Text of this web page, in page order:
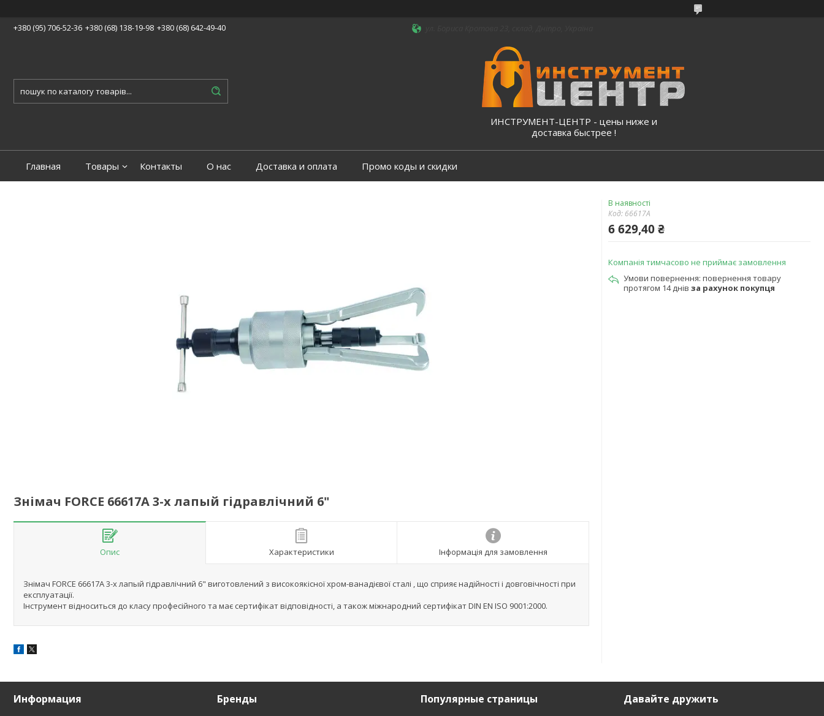
+380 (95) 706-52-36 +380 (68) 138-19-98 +380 (68) 642-49-40
ИНСТРУМЕНТ-ЦЕНТР - цены ниже и
доставка быстрее !
Главная Товары Контакты О нас Доставка и оплата Промо коды и скидки
Знімач FORCE 66617A 3-х лапый гідравлічний 6"
Опис Характеристики Інформація для замовлення
Знімач FORCE 66617A 3-х лапый гідравлічний 6" виготовлений з високоякісної хром-ванадієвої сталі , що сприяє надійності і довговічності при
експлуатації.
Інструмент відноситься до класу професійного та має сертифікат відповідності, а також міжнародний сертифікат DIN EN ISO 9001:2000.
В наявності
Код: 66617A
6 629,40 ₴
Компанія тимчасово не приймає замовлення
повернення товару
протягом 14 днів за рахунок покупця
Информация Бренды Популярные страницы Давайте дружить